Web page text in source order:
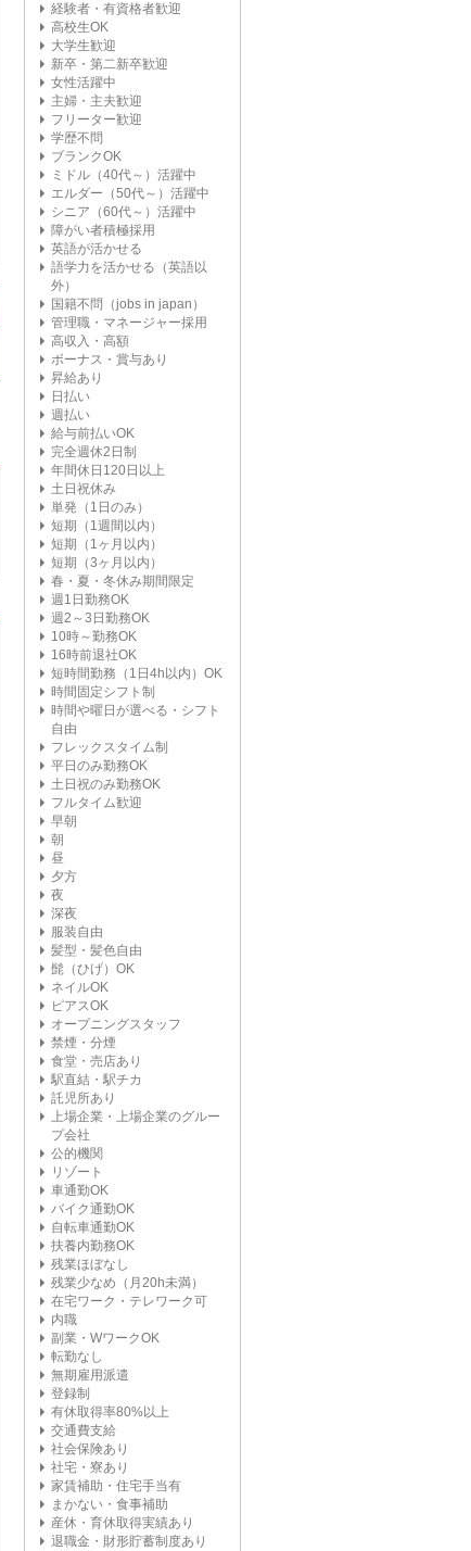
経験者・有資格者歓迎
高校生OK
大学生歓迎
新卒・第二新卒歓迎
女性活躍中
主婦・主夫歓迎
フリーター歓迎
学歴不問
ブランクOK
ミドル（40代～）活躍中
エルダー（50代～）活躍中
シニア（60代～）活躍中
障がい者積極採用
英語が活かせる
語学力を活かせる（英語以
外）
国籍不問（jobs in japan）
管理職・マネージャー採用
高収入・高額
ボーナス・賞与あり
昇給あり
日払い
週払い
給与前払いOK
完全週休2日制
年間休日120日以上
土日祝休み
単発（1日のみ）
短期（1週間以内）
短期（1ヶ月以内）
短期（3ヶ月以内）
春・夏・冬休み期間限定
週1日勤務OK
週2～3日勤務OK
10時～勤務OK
16時前退社OK
短時間勤務（1日4h以内）OK
時間固定シフト制
時間や曜日が選べる・シフト
自由
フレックスタイム制
平日のみ勤務OK
土日祝のみ勤務OK
フルタイム歓迎
早朝
朝
昼
夕方
夜
深夜
服装自由
髪型・髪色自由
髭（ひげ）OK
ネイルOK
ピアスOK
オープニングスタッフ
禁煙・分煙
食堂・売店あり
駅直結・駅チカ
託児所あり
上場企業・上場企業のグルー
プ会社
公的機関
リゾート
車通勤OK
バイク通勤OK
自転車通勤OK
扶養内勤務OK
残業ほぼなし
残業少なめ（月20h未満）
在宅ワーク・テレワーク可
内職
副業・WワークOK
転勤なし
無期雇用派遣
登録制
有休取得率80%以上
交通費支給
社会保険あり
社宅・寮あり
家賃補助・住宅手当有
まかない・食事補助
産休・育休取得実績あり
退職金・財形貯蓄制度あり